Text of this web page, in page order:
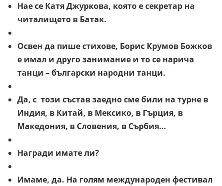
Нае се Катя Джуркова, която е секретар на
читалището в Батак.
Освен да пише стихове, Борис Крумов Божков
е имал и друго занимание и то се нарича
танци – български народни танци.
Да, с този състав заедно сме били на турне в
Индия, в Китай, в Мексико, в Гърция, в
Македония, в Словения, в Сърбия…
Награди имате ли?
Имаме, да. На голям международен фестивал